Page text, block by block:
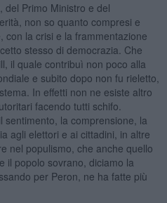
del Primo Ministro e del
non so quanto compresi e
con la crisi e la frammentazione
stesso di democrazia. Che
il quale contribuì non poco alla
e subito dopo non fu rieletto,
In effetti non ne esiste altro
facendo tutti schifo.
sentimento, la comprensione, la
agli elettori e ai cittadini, in altre
nel populismo, che anche quello
il popolo sovrano, diciamo la
per Peron, ne ha fatte più